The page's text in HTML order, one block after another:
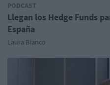
PODCAST
Llegan los Hedge Funds
España
Laura Blanco